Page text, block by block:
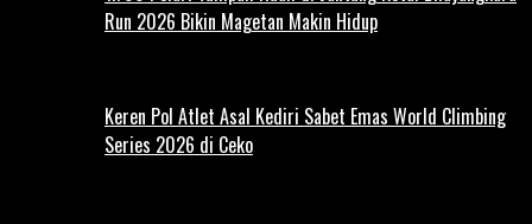
Run 2026 Bikin Magetan Makin Hidup
Keren Pol Atlet Asal Kediri Sabet Emas World Climbing
Series 2026 di Ceko